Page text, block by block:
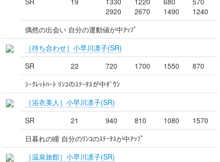
2920
2670
1490
1240
偶然の出会い 自分の運動値が中ｱｯﾌﾟ
［待ち合わせ］小早川凛子(SR)
SR
22 720 1700 1550
870
ｼｰｸﾚｯﾄﾊｰﾄ ﾘﾝｺのｽﾃｰﾀｽが中ﾀﾞｳﾝ
［浴衣美人］小早川凛子(SR)
SR
21 940 810 1080
1570
日暮れの瞳 自分のﾘﾝｺのｽﾃｰﾀｽが中ｱｯﾌﾟ
［温泉旅館］小早川凛子(SR)